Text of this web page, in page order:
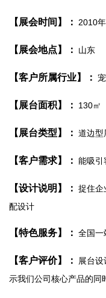
【展会时间】： 2010
【展会地点】： 山东
【客户所属行业】：
【展台面积】： 130㎡
【展台类型】： 道边型
【客户需求】： 能吸引
【设计说明】： 捉住企
配设计
【特色服务】： 全国一
【客户评价】：
展台
示我们公司核心产品的同